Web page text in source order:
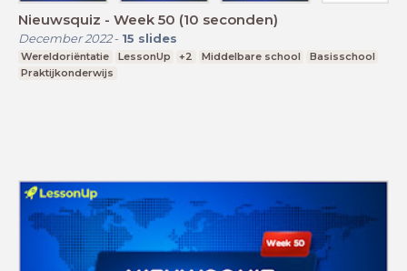
Nieuwsquiz - Week 50 (10 seconden)
December 2022- 15 slides
Wereldoriëntatie LessonUp +2 Middelbare school
Basisschool
Praktijkonderwijs